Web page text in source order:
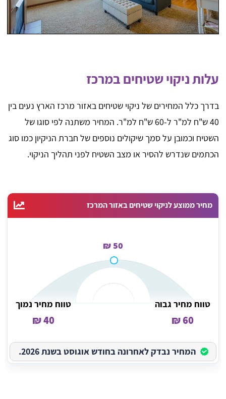
עלות ניקוי שטיחים במרכז
בדרך כלל המחירים של ניקוי שטיחים באזור מרכז הארץ נעים בין
40 ש"ח למ"ר ל-60 ש"ח למ"ר. המחיר משתנה לפי סוגו של
השטיח וכמובן על סמך שיקולים נוספים של חברת הניקיון כמו סוג
הכתמים שנדרש להסיר או מצב השטיח לפני תהליך הניקוי.
מחיר ממוצע לניקוי שטיחים באזור המרכז
50 ₪
טווח מחיר גבוה
60 ₪
טווח מחיר נמוך
40 ₪
המחיר נבדק לאחרונה בחודש אוגוסט בשנת 2026.